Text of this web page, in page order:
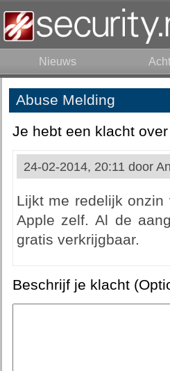
Nieuws
Abuse Melding
Je hebt een klacht
24-02-2014, 20:11 door
Lijkt me redelijk
Apple zelf. Al de
gratis verkrijgbaar.
Beschrijf je klacht